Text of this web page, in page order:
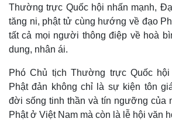
Thường trực Quốc hội nhấn mạnh,
tăng ni, phật tử cùng hướng về đạo
tất cả mọi người thông điệp về hoà
dung, nhân ái.
Phó Chủ tịch Thường trực Quốc
Phật đản không chỉ là sự kiện tôn
đời sống tinh thần và tín ngưỡng của
Phật ở Việt Nam mà còn là lễ hội văn